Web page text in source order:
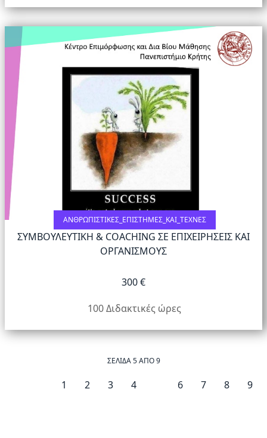
ΑΝΘΡΩΠΙΣΤΙΚΈΣ_ΕΠΙΣΤΉΜΕΣ_ΚΑΙ_ΤΈΧΝΕΣ
ΣΥΜΒΟΥΛΕΥΤΙΚΗ & COACHING ΣΕ ΕΠΙΧΕΙΡΗΣΕΙΣ ΚΑΙ
ΟΡΓΑΝΙΣΜΟΥΣ
300 €
100 Διδακτικές ώρες
ΣΕΛΊΔΑ 5 ΑΠΌ 9
1 2 3 4 6 7 8 9